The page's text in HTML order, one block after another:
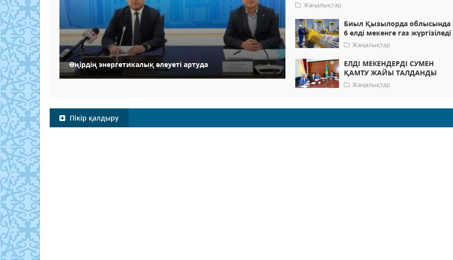
Өңірдің энергетикалық әлеуеті артуда
Жаңалықтар
Биыл Қызылорда облысында
6 елді мекенге газ жүргізіледі
Жаңалықтар
ЕЛДІ МЕКЕНДЕРДІ СУМЕН
ҚАМТУ ЖАЙЫ ТАЛДАНДЫ
Жаңалықтар
Пікір қалдыру